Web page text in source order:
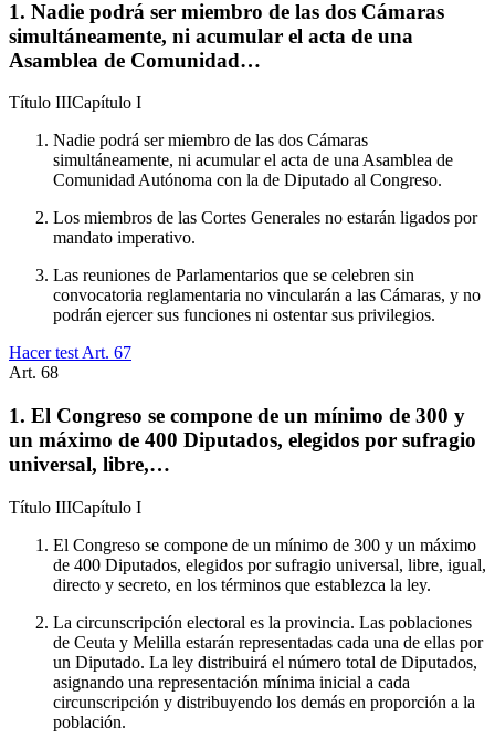
1. Nadie podrá ser miembro de las dos Cámaras
simultáneamente, ni acumular el acta de una
Asamblea de Comunidad…
Título IIICapítulo I
Nadie podrá ser miembro de las dos Cámaras
simultáneamente, ni acumular el acta de una Asamblea de
Comunidad Autónoma con la de Diputado al Congreso.
Los miembros de las Cortes Generales no estarán ligados por
mandato imperativo.
Las reuniones de Parlamentarios que se celebren sin
convocatoria reglamentaria no vincularán a las Cámaras, y no
podrán ejercer sus funciones ni ostentar sus privilegios.
Hacer test Art. 67
Art. 68
1. El Congreso se compone de un mínimo de 300 y
un máximo de 400 Diputados, elegidos por sufragio
universal, libre,…
Título IIICapítulo I
El Congreso se compone de un mínimo de 300 y un máximo
de 400 Diputados, elegidos por sufragio universal, libre, igual,
directo y secreto, en los términos que establezca la ley.
La circunscripción electoral es la provincia. Las poblaciones
de Ceuta y Melilla estarán representadas cada una de ellas por
un Diputado. La ley distribuirá el número total de Diputados,
asignando una representación mínima inicial a cada
circunscripción y distribuyendo los demás en proporción a la
población.